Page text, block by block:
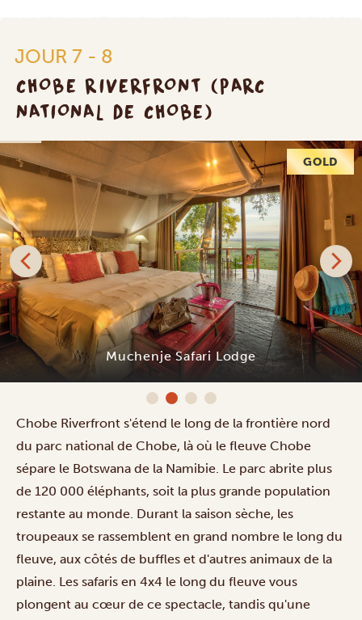
JOUR 7 - 8
CHOBE RIVERFRONT (PARC
NATIONAL DE CHOBE)
GOLD
Muchenje Safari Lodge
Chobe Riverfront s'étend le long de la frontière nord
du parc national de Chobe, là où le fleuve Chobe
sépare le Botswana de la Namibie. Le parc abrite plus
de 120 000 éléphants, soit la plus grande population
restante au monde. Durant la saison sèche, les
troupeaux se rassemblent en grand nombre le long du
fleuve, aux côtés de buffles et d'autres animaux de la
plaine. Les safaris en 4x4 le long du fleuve vous
plongent au cœur de ce spectacle, tandis qu'une